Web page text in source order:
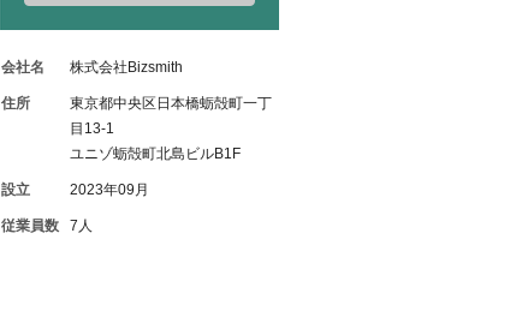
会社名 株式会社Bizsmith
住所
東京都中央区日本橋蛎殻町一丁
目13-1
ユニゾ蛎殻町北島ビルB1F
設立 2023年09月
従業員数 7人